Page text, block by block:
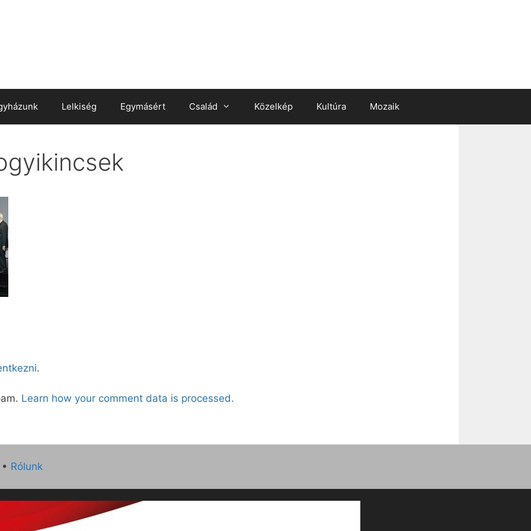
Lelkiség Egymásért Család Közelkép Kultúra Mozaik
.
Learn how your comment data is processed.
• Rólunk